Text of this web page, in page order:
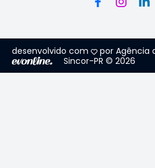
desenvolvido com
por Agência
Sincor-PR © 2026